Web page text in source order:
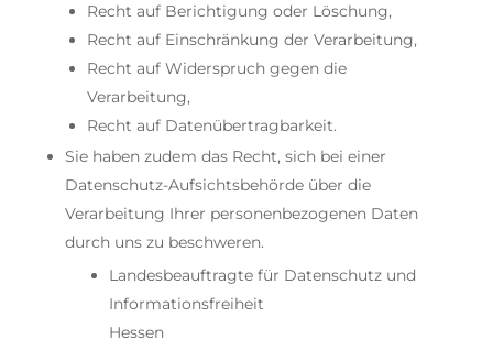
Recht auf Berichtigung oder Löschung,
Recht auf Einschränkung der Verarbeitung,
Recht auf Widerspruch gegen die
Verarbeitung,
Recht auf Datenübertragbarkeit.
Sie haben zudem das Recht, sich bei einer
Datenschutz-Aufsichtsbehörde über die
Verarbeitung Ihrer personenbezogenen Daten
durch uns zu beschweren.
Landesbeauftragte für Datenschutz und
Informationsfreiheit
Hessen